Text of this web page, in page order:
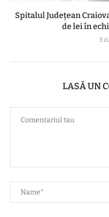
Spitalul Județean
de lei în
3
LASĂ UN